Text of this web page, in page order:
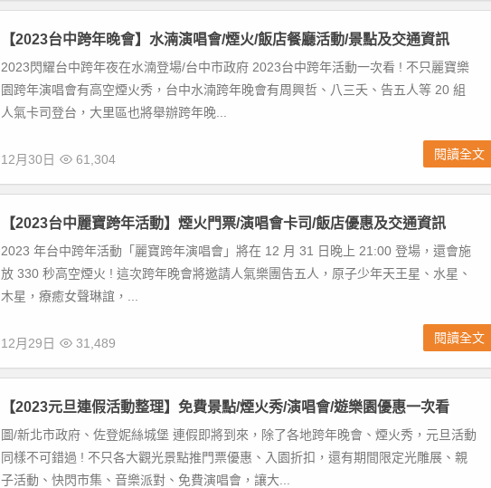
【2023台中跨年晚會】水湳演唱會/煙火/飯店餐廳活動/景點及交通資訊
2023閃耀台中跨年夜在水湳登場/台中市政府 2023台中跨年活動一次看 ! 不只麗寶樂
園跨年演唱會有高空煙火秀，台中水湳跨年晚會有周興哲、八三夭、告五人等 20 組
人氣卡司登台，大里區也將舉辦跨年晚...
12月30日 61,304 閱讀全文
【2023台中麗寶跨年活動】煙火門票/演唱會卡司/飯店優惠及交通資訊
2023 年台中跨年活動「麗寶跨年演唱會」將在 12 月 31 日晚上 21:00 登場，還會施
放 330 秒高空煙火 ! 這次跨年晚會將邀請人氣樂團告五人，原子少年天王星、水星、
木星，療癒女聲琳誼，...
12月29日 31,489 閱讀全文
【2023元旦連假活動整理】免費景點/煙火秀/演唱會/遊樂園優惠一次看
圖/新北市政府、佐登妮絲城堡 連假即將到來，除了各地跨年晚會、煙火秀，元旦活動
同樣不可錯過 ! 不只各大觀光景點推門票優惠、入園折扣，還有期間限定光雕展、親
子活動、快閃市集、音樂派對、免費演唱會，讓大...